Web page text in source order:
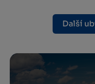
Další